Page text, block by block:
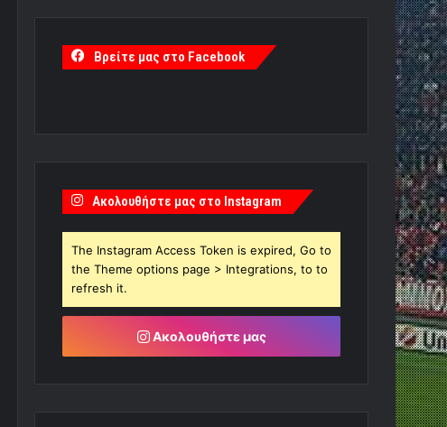
Βρείτε μας στο Facebook
Ακολουθήστε μας στο Instagram
The Instagram Access Token is expired, Go to
the Theme options page > Integrations, to to
refresh it.
Ακολουθήστε μας